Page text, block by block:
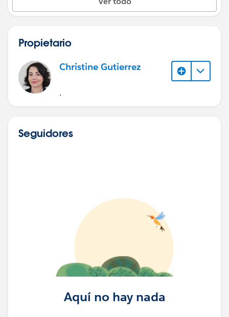
Propietario
Christine Gutierrez
.
Seguidores
Aquí no hay nada